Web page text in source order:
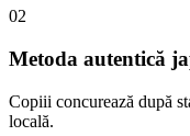
02
Metoda autentică
Copiii concurează după
locală.